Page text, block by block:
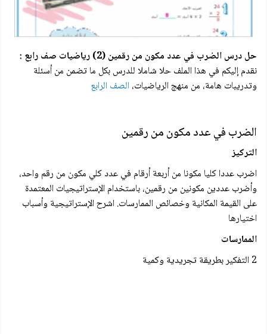
حل درس الضرب في عدد مكون من رقمين (2) رياضيات صف رابع :
نقدم إليكم في هذا الملف حلا شاملا للدرس بكل ما تضمن من أسئلة
وتدريبات هامة، من منهج الرياضيات، الصف الرابع
الضرب في عدد مكون من رقمين
التركيز
اضرب عددا كليا مكونا من أربعة أرقام في عدد کلي مكون من رقم واحد،
وأضرب عددين مكونين من رقمين، باستخدام الإستراتيجيات المعتمدة
على القيمة المكانية وخصائص الممارسات. اشرح الإستراتيجية وأسباب
اختيارها
الممارسات
2 التفكير بطريقة تجريدية وكمية